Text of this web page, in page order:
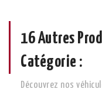
16 Autres
Catégorie :
Découvrez nos